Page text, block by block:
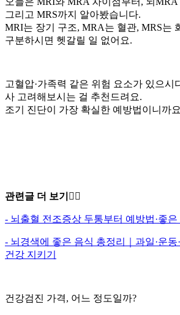
그리고 MRS까지 알아봤습니다.
MRI는 장기 구조, MRA는 혈관, MRS는
구분하시면 헷갈릴 일 없어요.
고혈압·가족력 같은 위험 요소가 있으시
사 고려해보시는 걸 추천드려요.
조기 진단이 가장 확실한 예방법이니까
관련글 더 보기😵‍💫
- 뇌출혈 전조증상 두통부터 예방법·좋은
- 뇌경색에 좋은 음식 총정리｜과일·운
건강 지키기
건강검진 가격, 어느 정도일까?